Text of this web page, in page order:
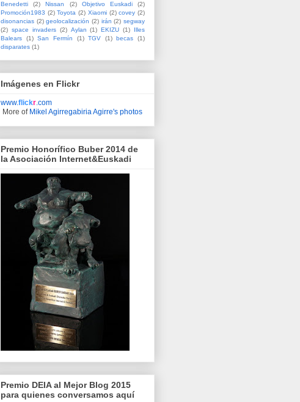
Benedetti
(2) Nissan (2) Objetivo Euskadi
(2)
Promoción1983 (2) Toyota (2) Xiaomi (2) covey (2)
disonancias (2) geolocalización (2) irán (2) segway
(2) space invaders (2) Aylan (1) EKIZU (1)
Illes
Balears
(1) San Fermín (1) TGV (1) becas
(1)
disparates (1)
Imágenes en Flickr
www.flickr .com
More of Mikel Agirregabiria Agirre's photos
Premio Honorífico Buber 2014 de
la Asociación Internet&Euskadi
Premio DEIA al Mejor Blog 2015
para quienes conversamos aquí